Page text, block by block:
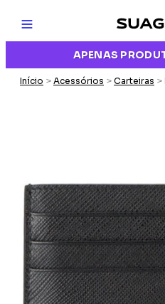
APENAS
Início > Acessórios > Carteiras >